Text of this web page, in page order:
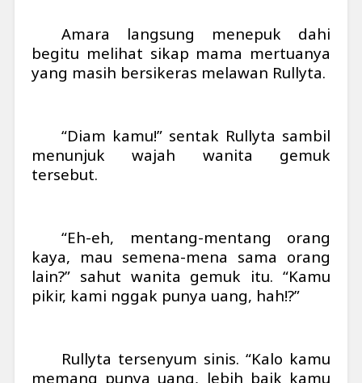
Amara langsung menepuk dahi
begitu melihat sikap mama mertuanya
yang masih bersikeras melawan Rullyta.
“Diam kamu!” sentak Rullyta sambil
menunjuk wajah wanita gemuk
tersebut.
“Eh-eh, mentang-mentang orang
kaya, mau semena-mena sama orang
lain?” sahut wanita gemuk itu. “Kamu
pikir, kami nggak punya uang, hah!?”
Rullyta tersenyum sinis. “Kalo kamu
memang punya uang, lebih baik kamu